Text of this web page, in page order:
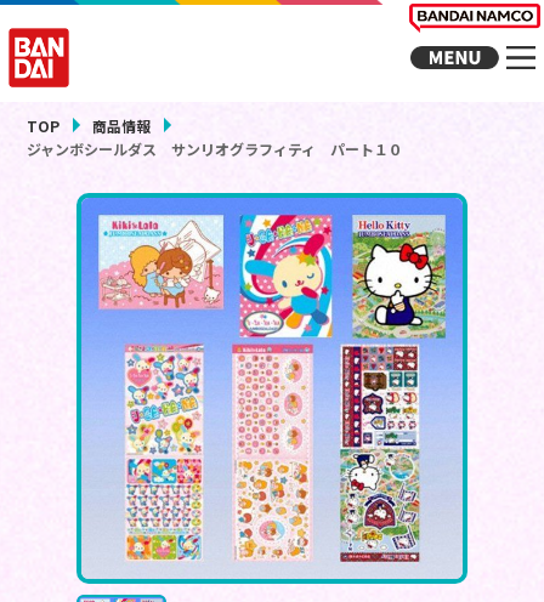
TOP
商品情報
ジャンボシールダス サンリオグラフィティ パート１０